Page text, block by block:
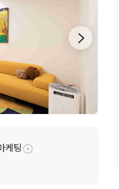
케팅